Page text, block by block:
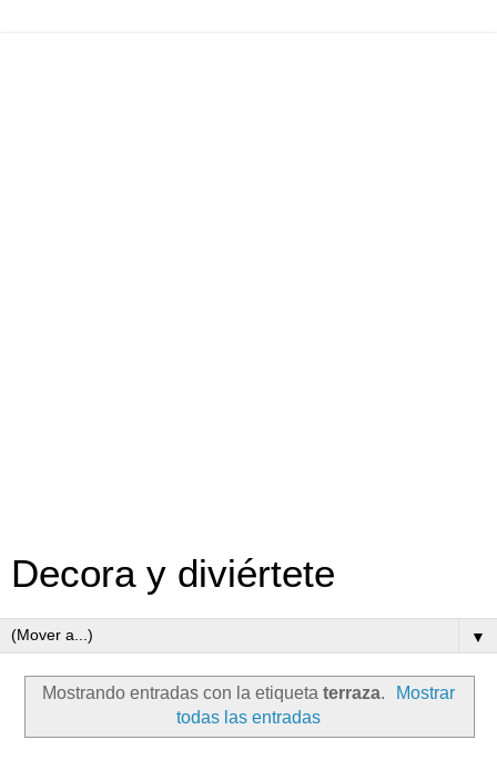
Decora y diviértete
▼
Mostrando entradas con la etiqueta terraza.
Mostrar
todas las entradas